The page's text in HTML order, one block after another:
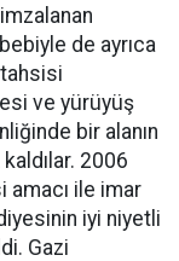
de ayrıca
tahsisi
ve yürüyüş
bir alanın
2006 
amacı ile imar
iyi niyetli
Gazi